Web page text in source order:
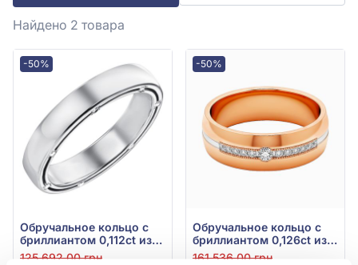
Найдено 2 товара
-50%
Обручальное кольцо с
бриллиантом 0,112ct из
белого золота 585°, арт.
125 692,00 грн
-50%
Обручальное кольцо с
бриллиантом 0,126ct из
красного золота 585°,
161 536,00 грн